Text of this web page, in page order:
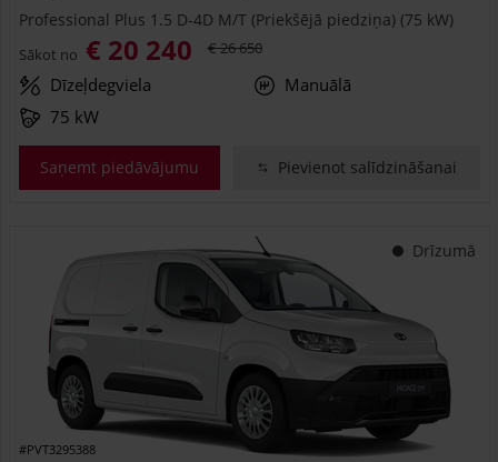
Professional Plus 1.5 D-4D M/T (Priekšējā piedziņa) (75 kW)
Sākot no € 20 240 € 26 650
Dīzeļdegviela
Manuālā
75 kW
Saņemt piedāvājumu Pievienot salīdzināšanai
Drīzumā
#PVT3295388